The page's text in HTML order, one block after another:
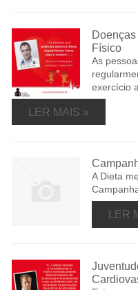
Físico
As
exercício
LER MAIS »
A Dieta
LER